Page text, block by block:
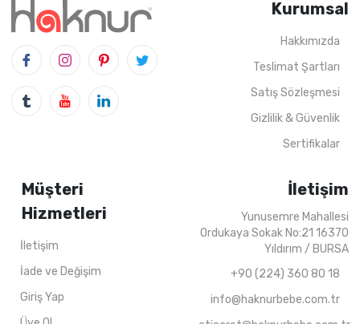
4 ADET ADET 13-16 Years
Kurumsal
Hakkımızda
Teslimat Şartları
Satış Sözleşmesi
Gizlilik & Güvenlik
Sertifikalar
Müşteri
Hizmetleri
İletişim
İade ve Değişim
Giriş Yap
İletişim
Yunusemre Mahallesi
Ordukaya Sokak No:21 16370
Yıldırım / BURSA
+90 (224) 360 80 18
info@haknurbebe.com.tr